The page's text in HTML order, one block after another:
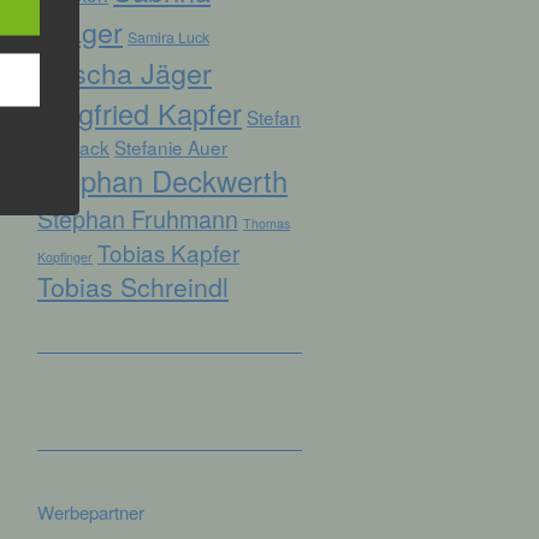
Prager Samira Luck
Sascha Jäger
Siegfried Kapfer Stefan
Biersack Stefanie Auer
Stephan Deckwerth
Stephan Fruhmann Thomas
Kopfinger Tobias Kapfer
Tobias Schreindl
Werbepartner